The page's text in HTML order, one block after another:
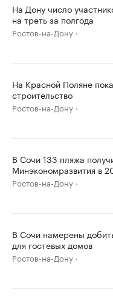
На Дону число
на треть за полгода
Ростов-на-Дону
На Красной Поляне
строительство
Ростов-на-Дону
В Сочи 133 пляжа
Минэкономразвития в
Ростов-на-Дону
В Сочи намерены
для гостевых домов
Ростов-на-Дону